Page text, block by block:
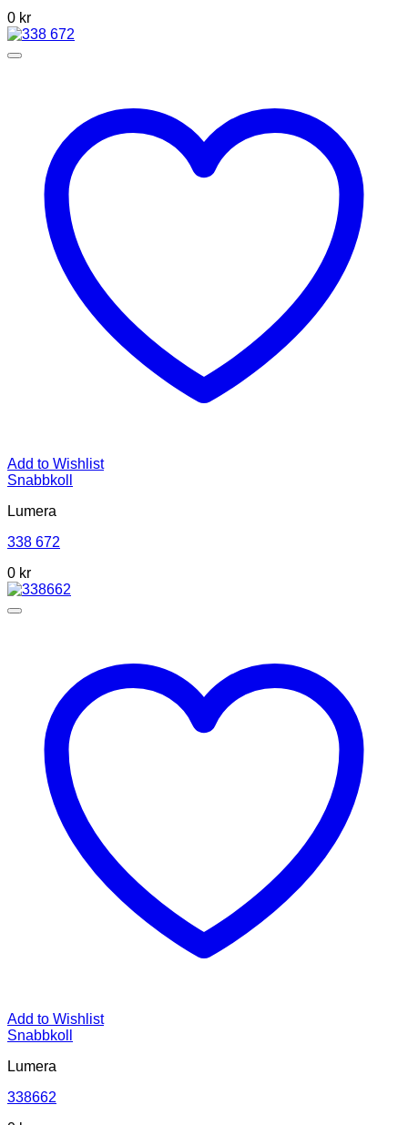
0 kr
Add to Wishlist
Snabbkoll
Lumera
338 672
0 kr
Add to Wishlist
Snabbkoll
Lumera
338662